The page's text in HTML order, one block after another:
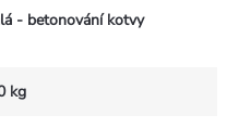
- betonování kotvy
kg